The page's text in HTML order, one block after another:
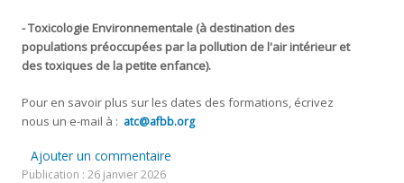
-Toxicologie Environnementale (à destination des
populations préoccupées par la pollution de l'air intérieur et
des toxiques de la petite enfance).
Pour en savoir plus sur les dates des formations, écrivez
nous un e-mail à : atc@afbb.org
Ajouter un commentaire
Publication : 26 janvier 2026